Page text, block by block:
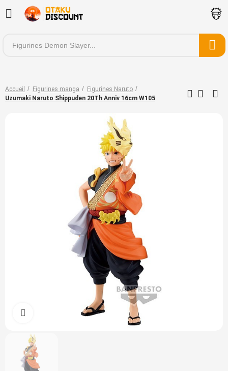
Accueil Figurines manga
Figurines Naruto
Uzumaki Naruto Shippuden 20Th Anniv 16cm W105
Cliquez pour agrandir